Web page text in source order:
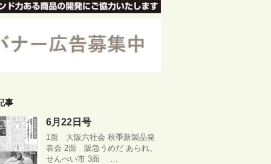
事
6月22日号
1面 大阪六社会 秋季新製品発
表会 2面 阪急うめだ あられ、
せんべい市 3面 …